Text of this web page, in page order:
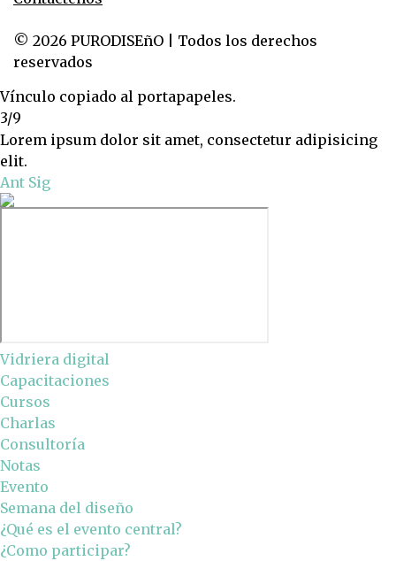
© 2026 PURODISEñO | Todos los derechos
reservados
Vínculo copiado al portapapeles.
3/9
Lorem ipsum dolor sit amet, consectetur adipisicing
elit.
Ant Sig
Vidriera digital
Capacitaciones
Cursos
Charlas
Consultoría
Notas
Evento
Semana del diseño
¿Qué es el evento central?
¿Como participar?